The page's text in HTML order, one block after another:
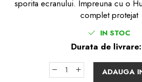
sporita ecranului. Impreuna cu o
complet protejat
IN STOC
Durata de livrare:
ADAUGA